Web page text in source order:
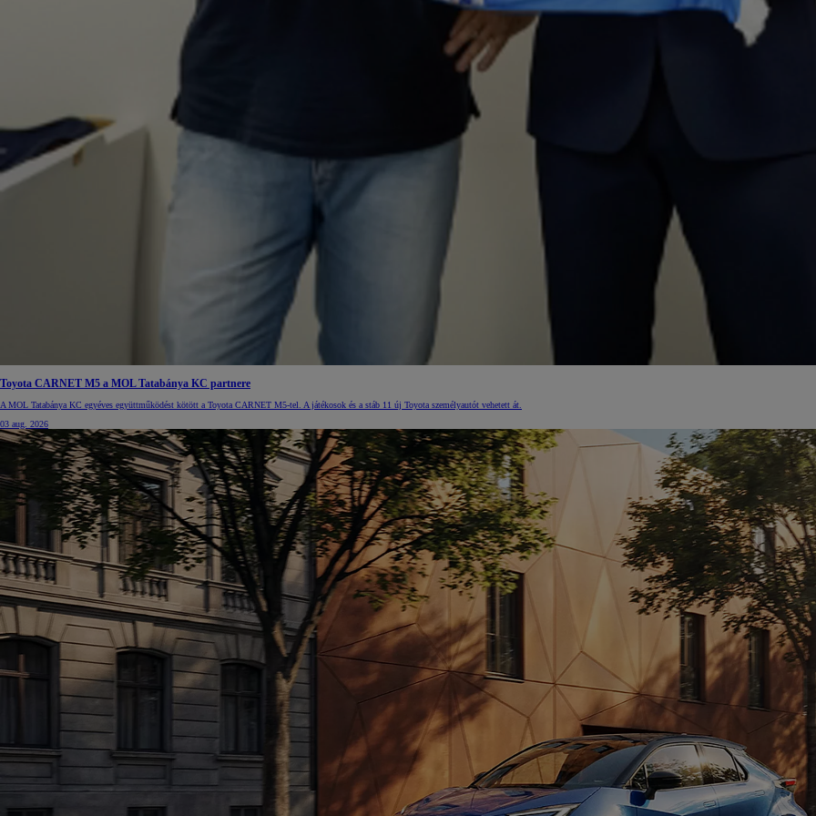
10 020 000 Ft-tól
Corolla Hatchback
HYBRID
Toyota CARNET M5 a MOL Tatabánya KC partnere
A MOL Tatabánya KC egyéves együttműködést kötött a Toyota CARNET M5-tel. A játékosok és a stáb 11 új Toyota személyautót vehetett át.
03 aug. 2026